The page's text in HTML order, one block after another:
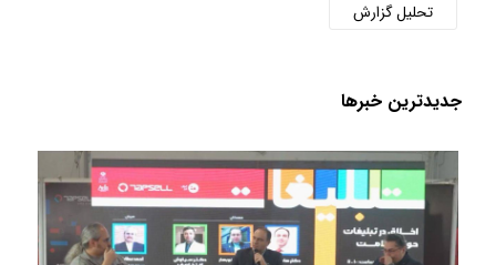
تحلیل گزارش
جدید‌ترین خبر‌ها